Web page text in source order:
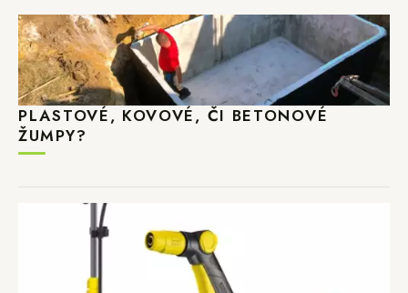
PLASTOVÉ, KOVOVÉ, ČI BETONOVÉ
ŽUMPY?